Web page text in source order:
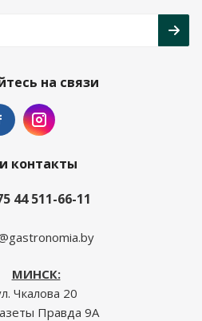
на связи
контакты
44 511-66-11
МИНСК:
Чкалова 20
Правда 9А